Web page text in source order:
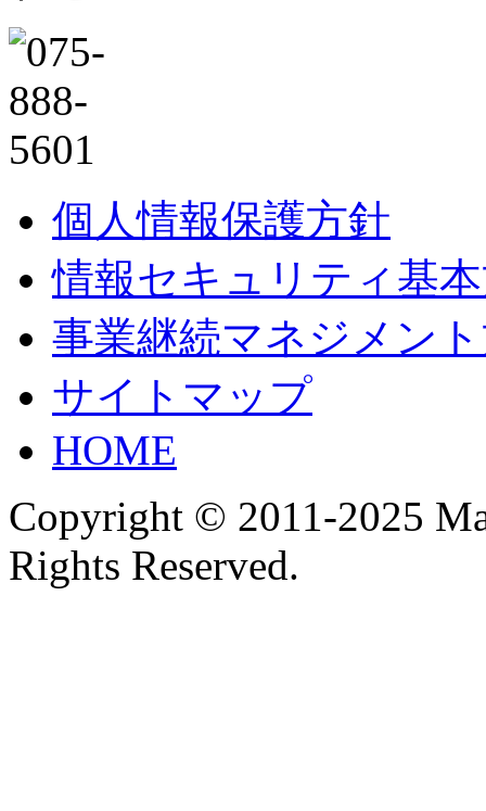
個人情報保護方針
情報セキュリティ基
事業継続マネジメン
サイトマップ
HOME
Copyright © 2011-2025
Rights Reserved.